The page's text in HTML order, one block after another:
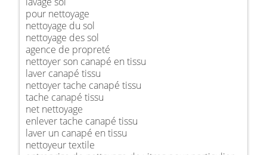
pour nettoyage
nettoyage du sol
nettoyage des sol
agence de propreté
nettoyer son canapé en tissu
laver canapé tissu
nettoyer tache canapé tissu
tache canapé tissu
net nettoyage
enlever tache canapé tissu
laver un canapé en tissu
nettoyeur textile